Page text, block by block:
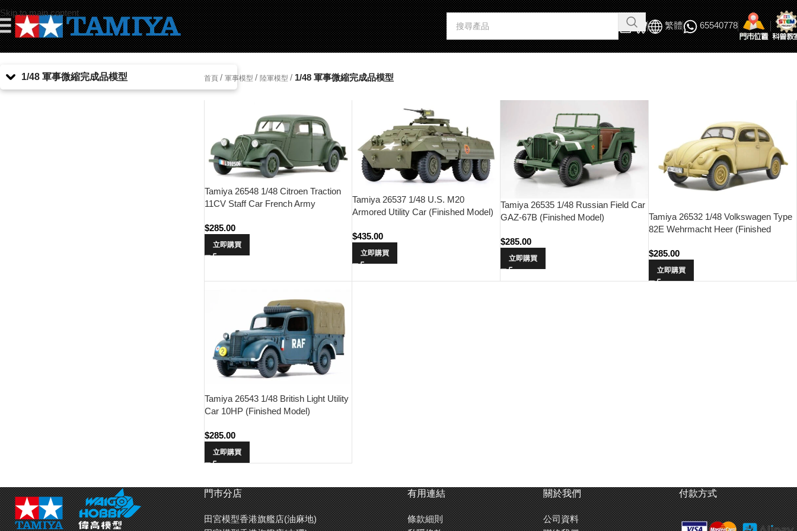
Skip to main content
繁體 65540778
1/48 軍事微縮完成品模型 首頁 / 軍事模型 / 陸軍模型 / 1/48 軍事微縮完成品模型
Tamiya 26548 1/48 Citroen Traction
11CV Staff Car French Army
$285.00
立即購買
Tamiya 26537 1/48 U.S. M20
Armored Utility Car (Finished Model)
$435.00
立即購買
Tamiya 26535 1/48 Russian Field Car
GAZ-67B (Finished Model)
$285.00
立即購買
Tamiya 26532 1/48 Volkswagen Type
82E Wehrmacht Heer (Finished
$285.00
立即購買
Tamiya 26543 1/48 British Light Utility
Car 10HP (Finished Model)
$285.00
立即購買
門巿分店
田宮模型香港旗艦店(油麻地)
有用連結
條款細則
關於我們
公司資料
付款方式